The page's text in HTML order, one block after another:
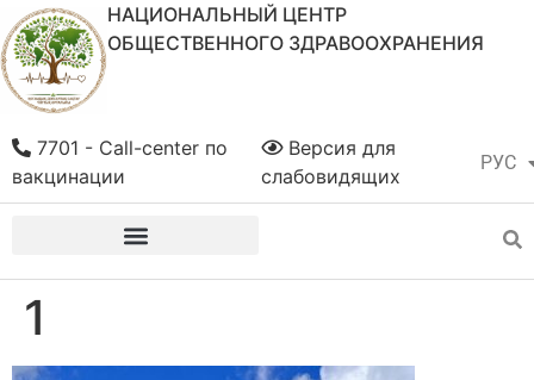
НАЦИОНАЛЬНЫЙ ЦЕНТР
ОБЩЕСТВЕННОГО ЗДРАВООХРАНЕНИЯ
РУС
ҚАЗ
Версия для
слабовидящих
7701 - Call-center по
вакцинации
1